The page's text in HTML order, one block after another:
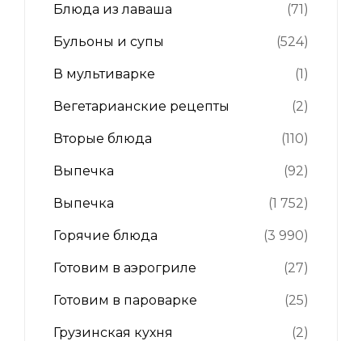
Блюда из лаваша (71)
Бульоны и супы (524)
В мультиварке (1)
Вегетарианские рецепты (2)
Вторые блюда (110)
Выпечка (92)
Выпечка (1 752)
Горячие блюда (3 990)
Готовим в аэрогриле (27)
Готовим в пароварке (25)
Грузинская кухня (2)